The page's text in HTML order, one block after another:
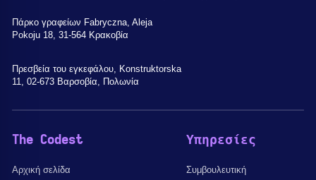
Πάρκο γραφείων Fabryczna, Aleja
Pokoju 18, 31-564 Κρακοβία
Πρεσβεία του εγκεφάλου, Konstruktorska
11, 02-673 Βαρσοβία, Πολωνία
The Codest
Αρχική σελίδα
Υπηρεσίες
Συμβουλευτική